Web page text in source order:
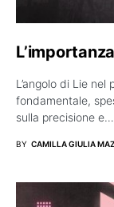
L’angolo di Lie
fondamentale,
sulla precisione e…
BY CAMILLA GIULIA